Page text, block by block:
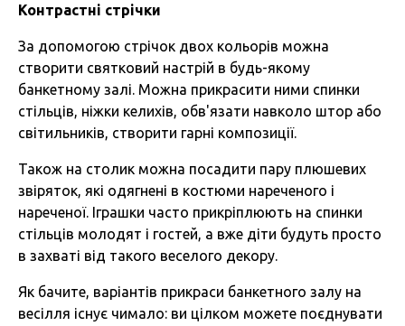
Контрастні стрічки
За допомогою стрічок двох кольорів можна
створити святковий настрій в будь-якому
банкетному залі. Можна прикрасити ними спинки
стільців, ніжки келихів, обв'язати навколо штор або
світильників, створити гарні композиції.
Також на столик можна посадити пару плюшевих
звіряток, які одягнені в костюми нареченого і
нареченої. Іграшки часто прикріплюють на спинки
стільців молодят і гостей, а вже діти будуть просто
в захваті від такого веселого декору.
Як бачите, варіантів прикраси банкетного залу на
весілля існує чимало: ви цілком можете поєднувати